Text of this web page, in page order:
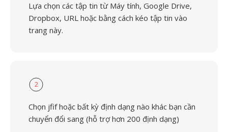
Lựa chọn các tập tin từ Máy tính, Google Drive,
Dropbox, URL hoặc bằng cách kéo tập tin vào
trang này.
2
Chọn jfif hoặc bất kỳ định dạng nào khác bạn cần
chuyển đổi sang (hỗ trợ hơn 200 định dạng)